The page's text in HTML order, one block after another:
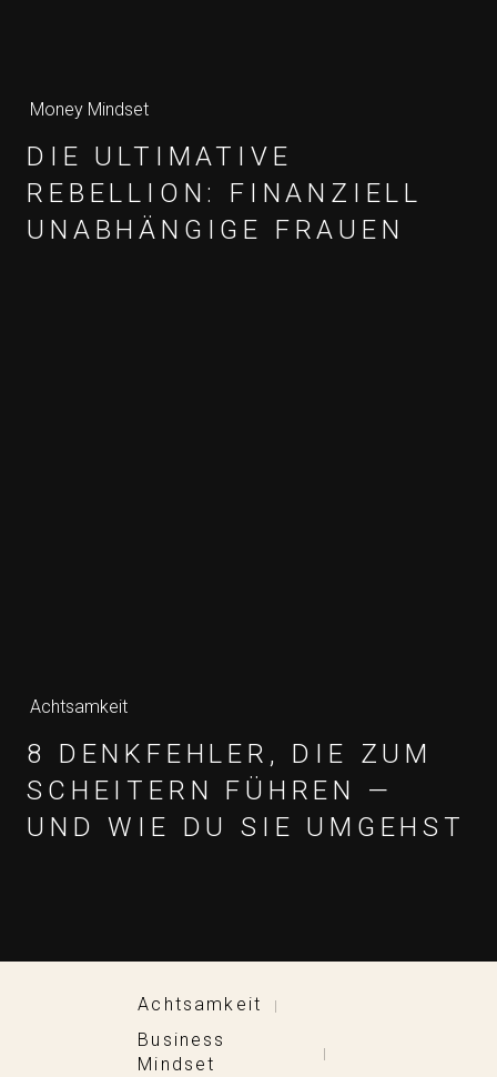
Money Mindset
DIE ULTIMATIVE
REBELLION: FINANZIELL
UNABHÄNGIGE FRAUEN
Achtsamkeit
8 DENKFEHLER, DIE ZUM
SCHEITERN FÜHREN —
UND WIE DU SIE UMGEHST
Achtsamkeit |
Business
Mindset
|